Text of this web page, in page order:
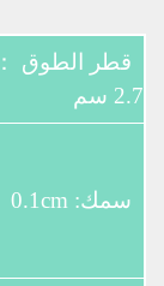
قطر الطوق ：
2.7 سم
سمك: 0.1cm